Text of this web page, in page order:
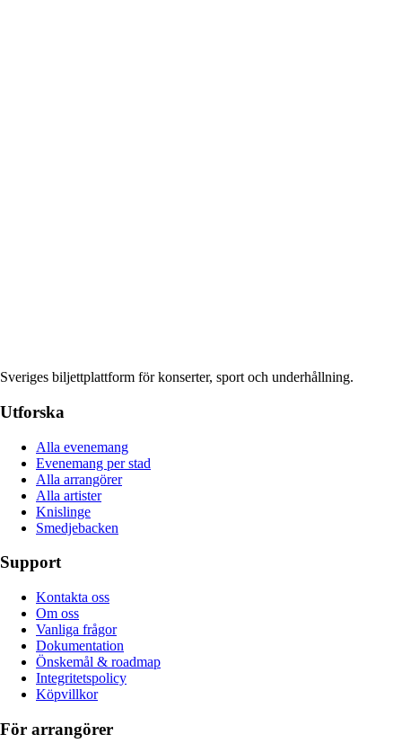
Sveriges biljettplattform för konserter, sport och underhållning.
Utforska
Alla evenemang
Evenemang per stad
Alla arrangörer
Alla artister
Knislinge
Smedjebacken
Support
Kontakta oss
Om oss
Vanliga frågor
Dokumentation
Önskemål & roadmap
Integritetspolicy
Köpvillkor
För arrangörer